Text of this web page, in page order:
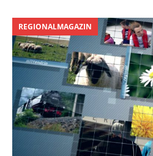
REGIONALMAGAZIN